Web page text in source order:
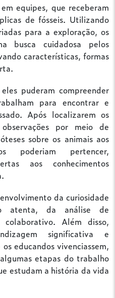
equipes, que receberam
de fósseis. Utilizando
para a exploração, os
busca cuidadosa pelos
características, formas
puderam compreender
para encontrar e
Após localizarem os
por meio de
sobre os animais aos
poderiam pertencer,
aos conhecimentos
da curiosidade
atenta, da análise de
Além disso,
significativa e
educandos vivenciassem,
etapas do trabalho
estudam a história da vida